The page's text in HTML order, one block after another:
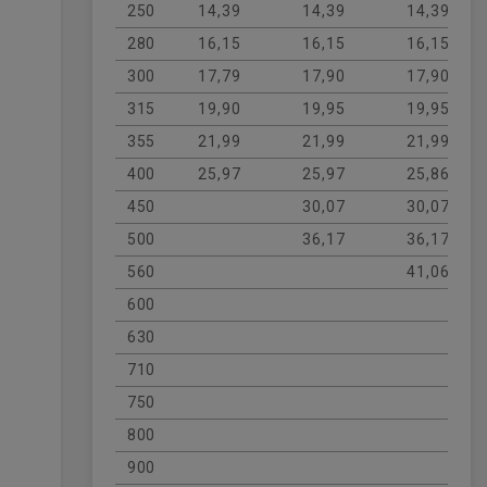
250
14,39 14,39
14,39
280
16,15 16,15
16,15
300
17,79 17,90
17,90
315
19,90 19,95
19,95
355
21,99 21,99
21,99
400
25,97 25,97
25,86
450
30,07
30,07
500
36,17
36,17
560
41,06
600
630
710
750
800
900